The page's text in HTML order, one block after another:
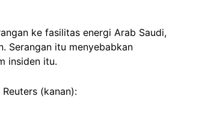
ke fasilitas energi Arab Saudi,
Serangan itu menyebabkan
insiden itu.
(kanan):